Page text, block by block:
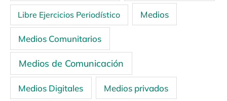
Libre Ejercicios Periodístico Medios
Medios Comunitarios
Medios de Comunicación
Medios Digitales Medios privados